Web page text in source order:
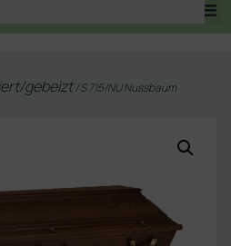
gebeizt/ S 715/NU Nussbaum